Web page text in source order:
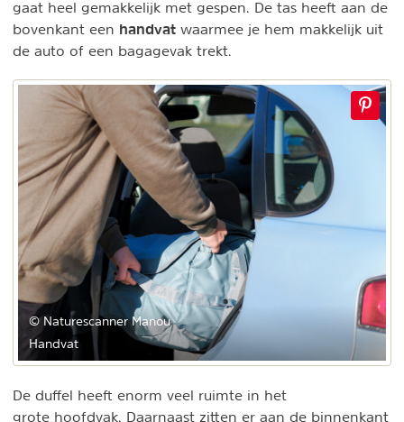
gaat heel gemakkelijk met gespen. De tas heeft aan de
bovenkant een handvat waarmee je hem makkelijk uit
de auto of een bagagevak trekt.
© Naturescanner Manou
Handvat
De duffel heeft enorm veel ruimte in het
grote hoofdvak. Daarnaast zitten er aan de binnenkant